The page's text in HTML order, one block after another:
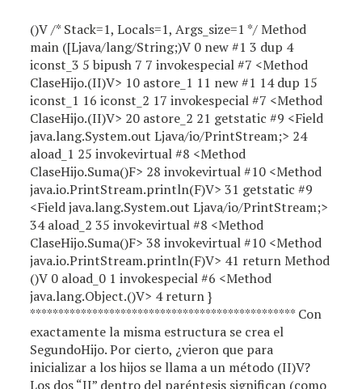
()V /* Stack=1, Locals=1, Args_size=1 */ Method
main ([Ljava/lang/String;)V 0 new #13 dup 4
iconst_3 5 bipush 7 7 invokespecial #7 <Method
ClaseHijo.(II)V> 10 astore_1 11 new #1 14 dup 15
iconst_1 16 iconst_2 17 invokespecial #7 <Method
ClaseHijo.(II)V> 20 astore_2 21 getstatic #9 <Field
java.lang.System.out Ljava/io/PrintStream;> 24
aload_1 25 invokevirtual #8 <Method
ClaseHijo.Suma()F> 28 invokevirtual #10 <Method
java.io.PrintStream.println(F)V> 31 getstatic #9
<Field java.lang.System.out Ljava/io/PrintStream;>
34 aload_2 35 invokevirtual #8 <Method
ClaseHijo.Suma()F> 38 invokevirtual #10 <Method
java.io.PrintStream.println(F)V> 41 return Method
()V 0 aload_0 1 invokespecial #6 <Method
java.lang.Object.()V> 4 return }
*********************************************** Con
exactamente la misma estructura se crea el
SegundoHijo. Por cierto, ¿vieron que para
inicializar a los hijos se llama a un método (II)V?
Los dos “II” dentro del paréntesis significan (como